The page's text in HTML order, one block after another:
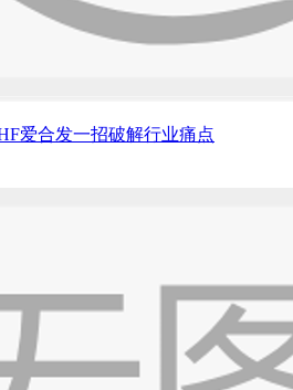
爱合发一招破解行业痛点